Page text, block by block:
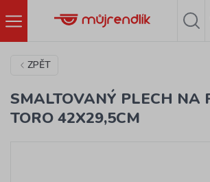
ZPĚT
SMALTOVANÝ PLECH NA
TORO 42X29,5CM